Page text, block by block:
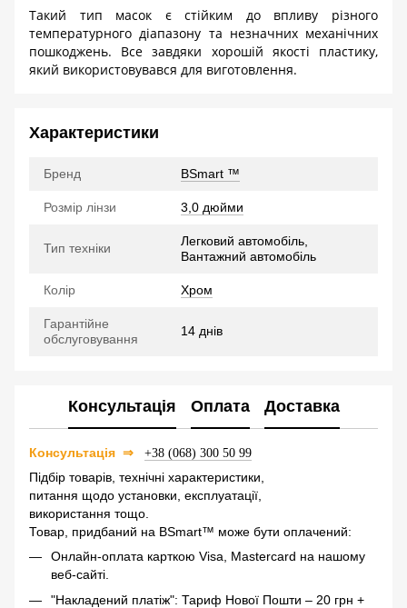
Такий тип масок є стійким до впливу різного
температурного діапазону та незначних механічних
пошкоджень. Все завдяки хорошій якості пластику,
який використовувався для виготовлення.
Характеристики
Бренд BSmart ™
Розмір лінзи 3,0 дюйми
Тип техніки
Легковий автомобіль,
Вантажний автомобіль
Колір Хром
Гарантійне
обслуговування
14 днів
Консультація Оплата Доставка
Консультація ⇒ +38 (068) 300 50 99
Підбір товарів, технічні характеристики,
питання щодо установки, експлуатації,
використання тощо.
Товар, придбаний на BSmart™ може бути оплачений:
Онлайн-оплата карткою Visa, Mastercard на нашому
веб-сайті.
"Накладений платіж": Тариф Нової Пошти – 20 грн +